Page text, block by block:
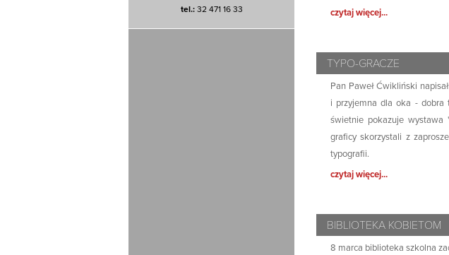
tel.:32 471 16 33
czytaj więcej...
TYPO-GRACZE
Pan Paweł Ćwikliński
i przyjemna dla oka - dobra
świetnie pokazuje wystawa
graficy skorzystali z
typografii.
czytaj więcej...
BIBLIOTEKA KOBIETOM
8 marca biblioteka szkolna